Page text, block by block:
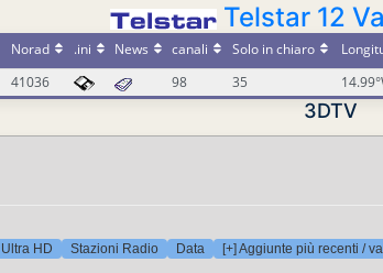
Telstar 12
Norad .ini News canali Solo in chiaro
41036 98 35
3DTV
Ultra HD Stazioni Radio Data [+] Aggiunte più recenti /